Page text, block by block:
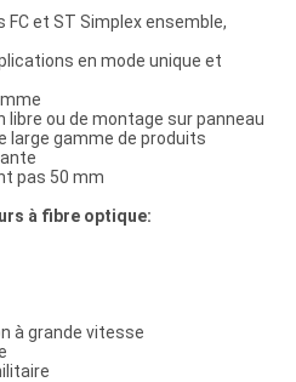
et ST Simplex ensemble,
en mode unique et
libre ou de montage sur panneau
large gamme de produits
pas 50 mm
à fibre optique:
à grande vitesse